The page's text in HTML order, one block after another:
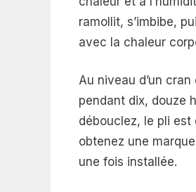
ramollit, s’imbibe,
avec la chaleur
Au niveau d’un
pendant dix, douze
débouclez, le pli est
obtenez une
une fois installée.